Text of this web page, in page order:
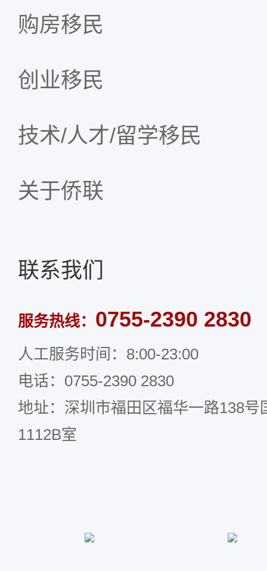
购房移民
创业移民
技术/人才/留学移民
关于侨联
联系我们
服务热线： 0755-2390 2830
人工服务时间：8:00-23:00
电话：0755-2390 2830
地址：深圳市福田区福华一路138号
1112B室